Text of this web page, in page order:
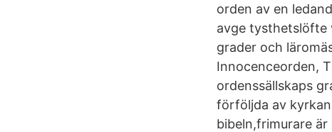
orden av en
avge tysthetslöfte
grader och
Innocenceorden,
ordenssällskaps
förföljda av
bibeln,frimurare